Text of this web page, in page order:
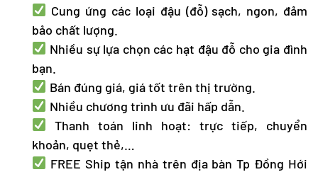
Cung ứng các loại đậu (đỗ) sạch, ngon, đảm
bảo chất lượng.
Nhiều sự lựa chọn các hạt đậu đỗ cho gia đình
bạn.
Bán đúng giá, giá tốt trên thị trường.
Nhiều chương trình ưu đãi hấp dẫn.
Thanh toán linh hoạt: trực tiếp, chuyển
khoản, quẹt thẻ,…
FREE Ship tận nhà trên địa bàn Tp Đồng Hới